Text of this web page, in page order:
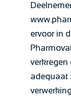
ervoor in
verkregen
adequaat